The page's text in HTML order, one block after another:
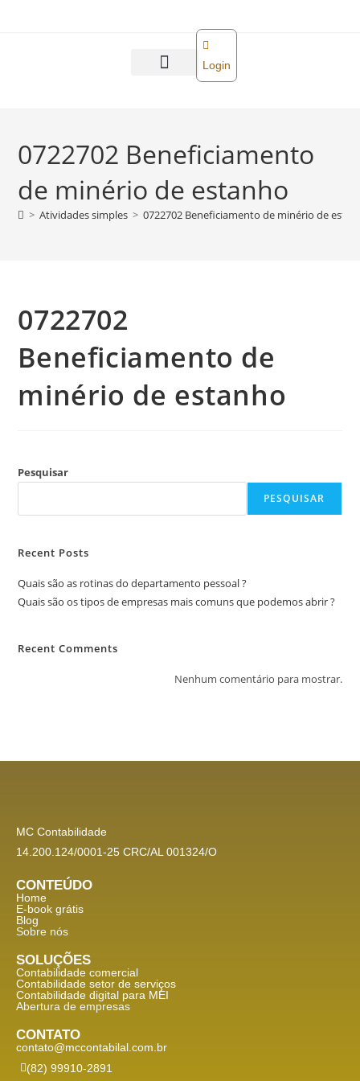
Login
0722702 Beneficiamento
de minério de estanho
> Atividades simples > 0722702 Beneficiamento de minério de
0722702
Beneficiamento de
minério de estanho
Pesquisar
PESQUISAR
Recent Posts
Quais são as rotinas do departamento pessoal ?
Quais são os tipos de empresas mais comuns que podemos abrir ?
Recent Comments
Nenhum comentário para mostrar.
MC Contabilidade
14.200.124/0001-25 CRC/AL 001324/O
CONTEÚDO
Home
E-book grátis
Blog
Sobre nós
SOLUÇÕES
Contabilidade comercial
Contabilidade setor de serviços
Contabilidade digital para MEI
Abertura de empresas
CONTATO
contato@mccontabilal.com.br
(82) 99910-2891